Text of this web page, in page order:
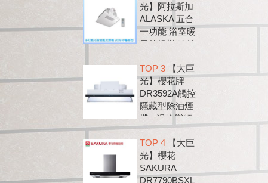
光】阿拉斯加
ALASKA 五合
一功能 浴室暖
風乾燥機 遙控
TOP 3【大巨
光】櫻花牌
DR3592A觸控
隱藏型除油煙
機 - 渦輪變頻
系列
TOP 4【大巨
光】櫻花
SAKURA
DR7790BSXL